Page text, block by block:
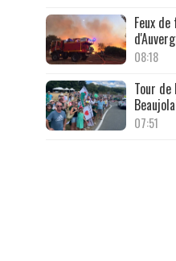
Feux
08:18
Tour de
07:51